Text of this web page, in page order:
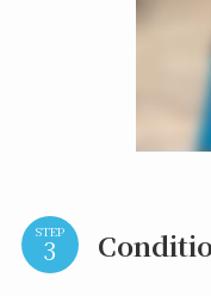
STEP